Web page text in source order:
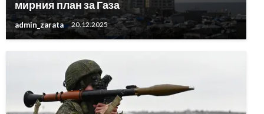
мирния план за Газа
admin_zarata 20.12.2025